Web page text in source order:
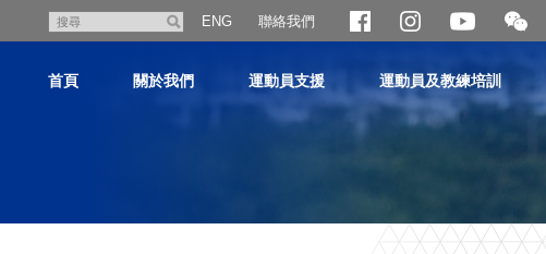
尋
ENG 聯絡我們
開
合
二
維
首頁 關於我們 運動員支援 運動員及教練培訓